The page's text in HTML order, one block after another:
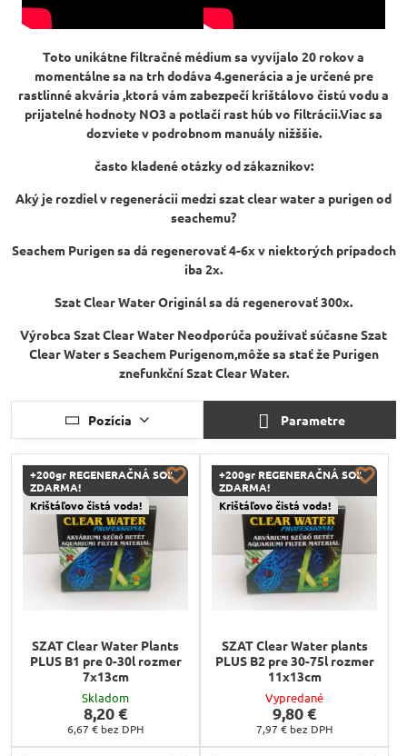
Toto unikátne filtračné médium sa vyvíjalo 20 rokov a
momentálne sa na trh dodáva 4.generácia a je určené pre
rastlinné akvária ,ktorá vám zabezpečí krištálovo čistú vodu a
prijatelné hodnoty NO3 a potlačí rast húb vo filtrácii.Viac sa
dozviete v podrobnom manuály nižššie.
často kladené otázky od zákaznikov:
Aký je rozdiel v regenerácii medzi szat clear water a purigen od
seachemu?
Seachem Purigen sa dá regenerovať 4-6x v niektorých prípadoch
iba 2x.
Szat Clear Water Originál sa dá regenerovať 300x.
Výrobca Szat Clear Water Neodporúča používať súčasne Szat
Clear Water s Seachem Purigenom,môže sa stať že Purigen
znefunkční Szat Clear Water.
Pozícia Parametre
+200gr REGENERAČNÁ SOĽ
ZDARMA!
Krištáľovo čistá voda!
SZAT Clear Water Plants
PLUS B1 pre 0-30l rozmer
7x13cm
Skladom
8,20 €
6,67 € bez DPH
+200gr REGENERAČNÁ SOĽ
ZDARMA!
Krištáľovo čistá voda!
SZAT Clear Water plants
PLUS B2 pre 30-75l rozmer
11x13cm
Vypredané
9,80 €
7,97 € bez DPH